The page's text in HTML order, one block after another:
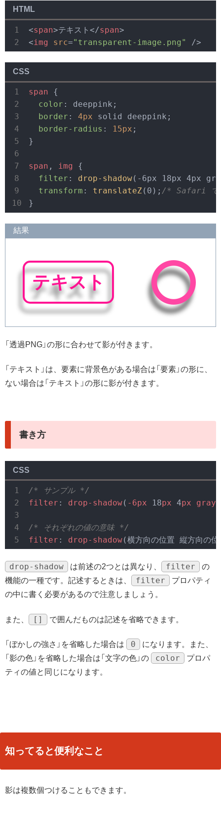
HTML
<span>テキスト </span>
<img src="transparent-image.png" />
CSS
span {
color : deeppink;
border : 4px solid deeppink;
border-radius : 15px ;
}
span , img {
filter : drop-shadow(-6px 18px 4px
transform : translateZ(0); /* Safari で
}
結果
テキスト
「透過PNG」の形に合わせて影が付きます。
「テキスト」は、要素に背景色がある場合は「要素」の形に、
ない場合は「テキスト」の形に影が付きます。
書き方
CSS
/* サンプル */
filter : drop-shadow( -6px 18px 4px gray
/* それぞれの値の意味 */
filter : drop-shadow(横方向の位置 縦方向の
drop-shadow は前述の2つとは異なり、 filter
の
機能の一種です。記述するときは、
filter
プロパティ
の中に書く必要があるので注意しましょう。
また、 [] で囲んだものは記述を省略できます。
「ぼかしの強さ」を省略した場合は 0
になります。また、
「影の色」を省略した場合は「文字の色」の
color
プロパ
ティの値と同じになります。
知ってると便利なこと
影は複数個つけることもできます。